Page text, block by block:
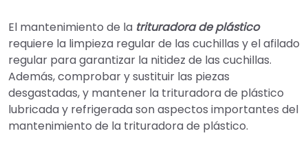
El mantenimiento de la trituradora de plástico
requiere la limpieza regular de las cuchillas y el afilado
regular para garantizar la nitidez de las cuchillas.
Además, comprobar y sustituir las piezas
desgastadas, y mantener la trituradora de plástico
lubricada y refrigerada son aspectos importantes del
mantenimiento de la trituradora de plástico.